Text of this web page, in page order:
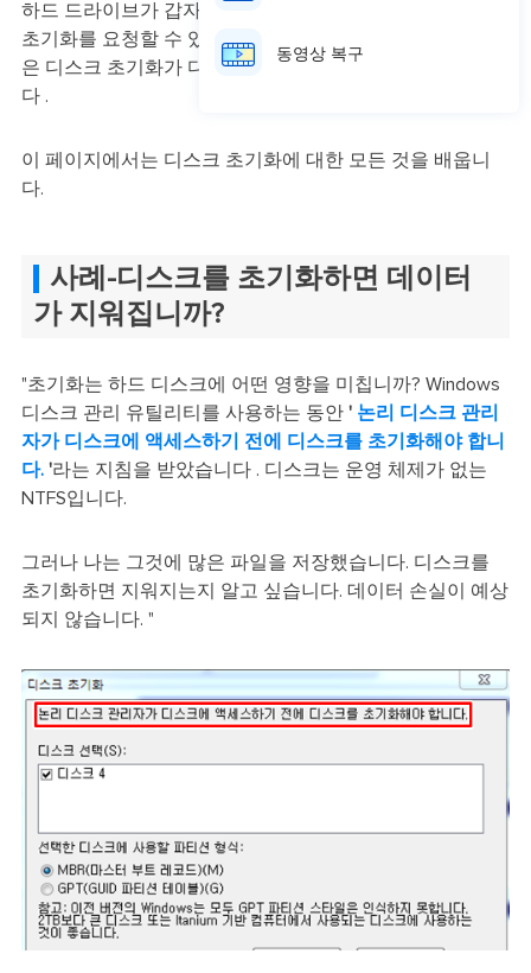
하드 드라이브가 갑자기 초기화되지 않은 것으로 표시되어
초기화를 요청할 수 있습니다. 사람들이 가장 걱정하는 것
은 디스크 초기화가 디스크 데이터를 삭제할까 하는 것입니
다 .
이 페이지에서는 디스크 초기화에 대한 모든 것을 배웁니
다.
사례-디스크를 초기화하면 데이터
가 지워집니까?
"초기화는 하드 디스크에 어떤 영향을 미칩니까? Windows
디스크 관리 유틸리티를 사용하는 동안 '논리 디스크 관리
자가 디스크에 액세스하기 전에 디스크를 초기화해야 합니
다. '라는 지침을 받았습니다 . 디스크는 운영 체제가 없는
NTFS입니다.
그러나 나는 그것에 많은 파일을 저장했습니다. 디스크를
초기화하면 지워지는지 알고 싶습니다. 데이터 손실이 예상
되지 않습니다. "
동영상 복구